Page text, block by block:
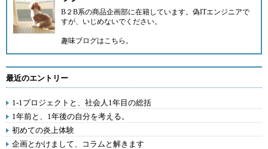
B２B系の商品企画部に在籍しています。偽ITエンジニアで
すが、いじめないでください。
趣味ブログはこちら。
最近のエントリー
1-1プロジェクトと、社会人1年目の総括
1年前と、1年後の自分を考える。
初めての炎上体験
企画とかけまして、コラムと解きます